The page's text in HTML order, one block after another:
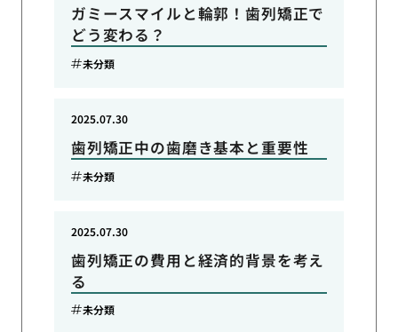
ガミースマイルと輪郭！歯列矯正で
どう変わる？
未分類
歯列矯正中の歯磨き基本と重要性
2025.07.30
未分類
歯列矯正の費用と経済的背景を考え
る
2025.07.30
未分類